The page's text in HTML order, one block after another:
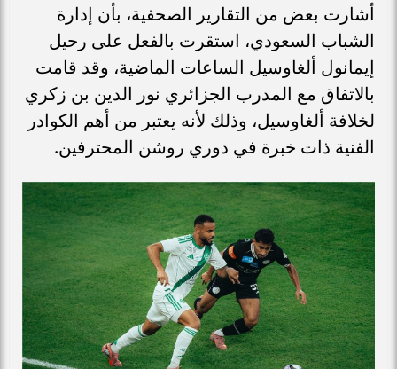
أشارت بعض من التقارير الصحفية، بأن إدارة
الشباب السعودي، استقرت بالفعل على رحيل
إيمانول ألغاوسيل الساعات الماضية، وقد قامت
بالاتفاق مع المدرب الجزائري نور الدين بن زكري
لخلافة ألغاوسيل، وذلك لأنه يعتبر من أهم الكوادر
الفنية ذات خبرة في دوري روشن المحترفين.